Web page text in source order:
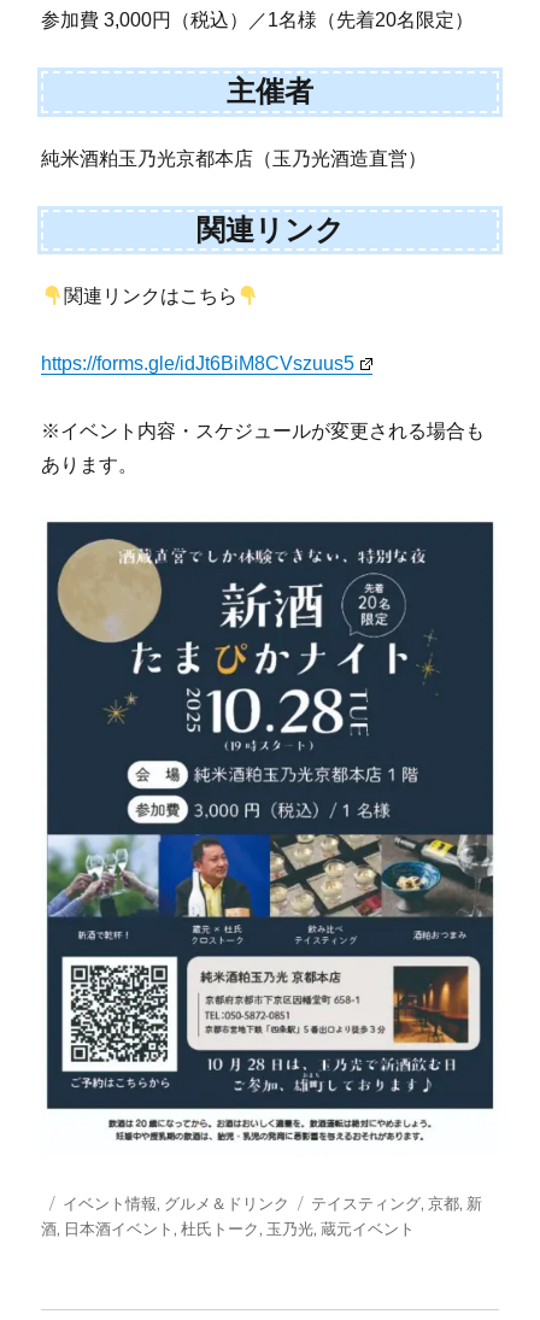
参加費 3,000円（税込）／1名様（先着20名限定）
主催者
純米酒粕玉乃光京都本店（玉乃光酒造直営）
関連リンク
関連リンクはこちら
https://forms.gle/idJt6BiM8CVszuus5
※イベント内容・スケジュールが変更される場合も
あります。
投
稿
カ
テ
イベント情報, グルメ＆ドリンク
タ
グ
テイスティング,京都, 新
酒, 日本酒イベント,杜氏トーク, 玉乃光,蔵元イベント